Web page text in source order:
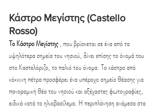
Κάστρο Μεγίστης (Castello
Rosso)
Το Κάστρο Μεγίστης , που βρίσκεται σε ένα από τα
υψηλότερα σημεία του νησιού, δίνει επίσης το όνομά του
στο Καστελόριζο, το παλιό του όνομα. Το κάστρο από
κόκκινη πέτρα προσφέρει ένα υπέροχο σημείο θέασης για
πανοραμική θέα του νησιού και αξέχαστες φωτογραφίες,
ειδικά κατά το ηλιοβασίλεμα. Η περιπλάνηση ανάμεσα στα